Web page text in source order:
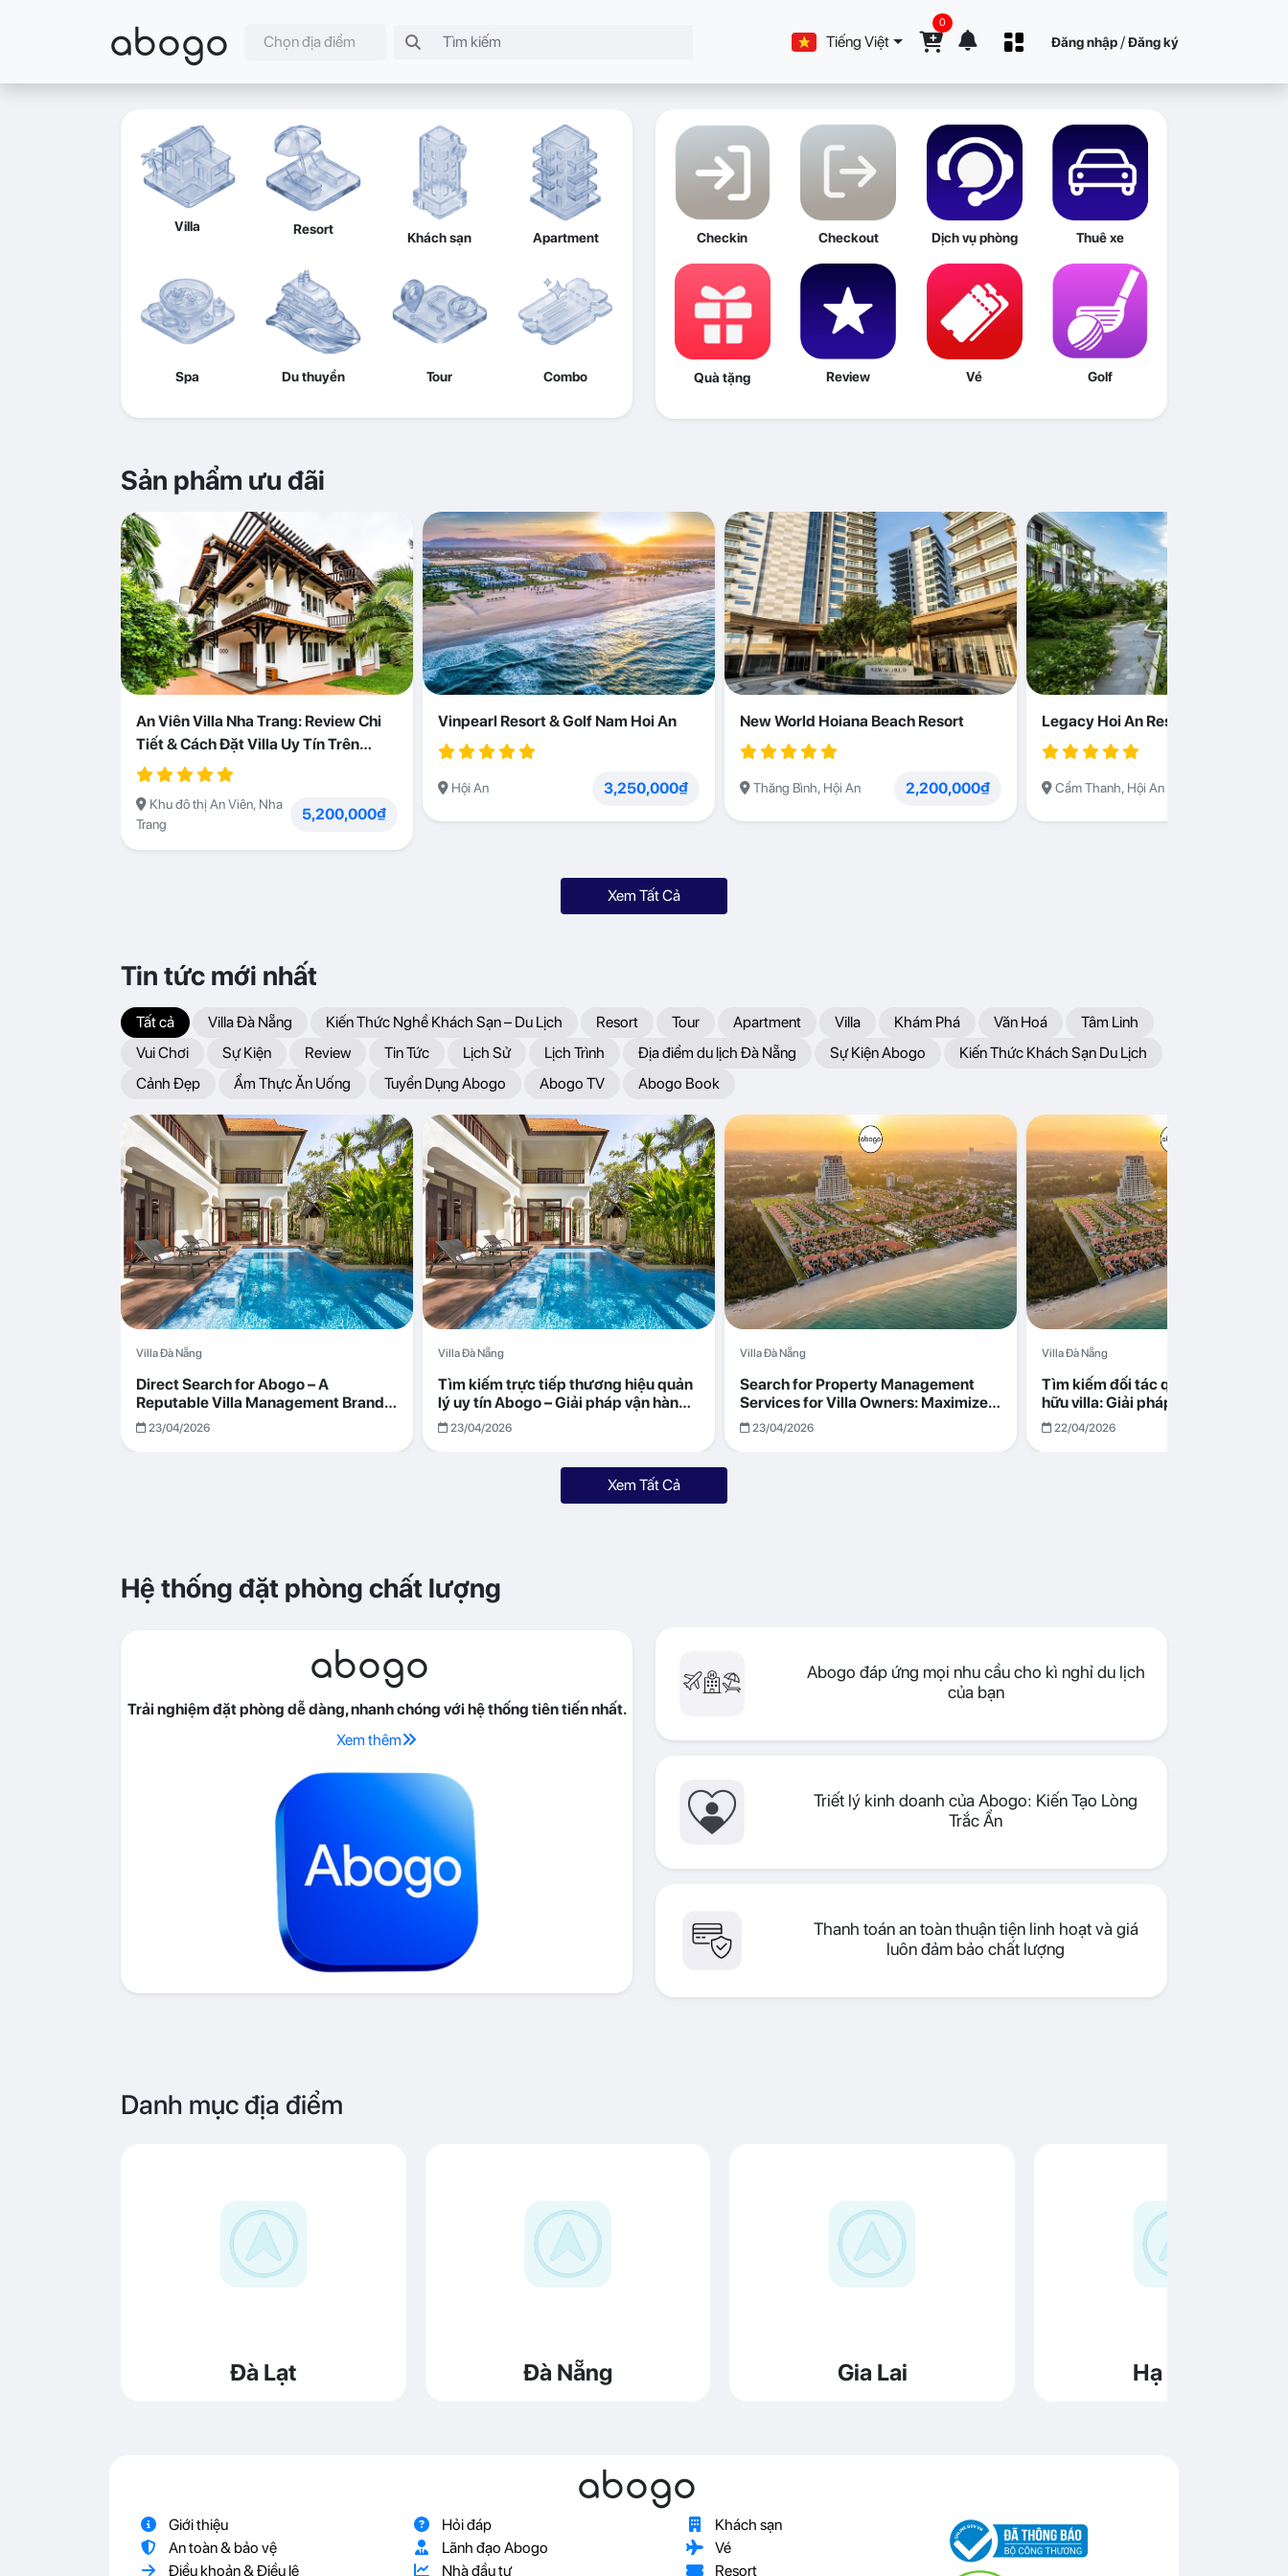
abogo Chọn địa điểm Tiếng Việt
0
Đăng nhập /Đăng ký
Villa Resort
Khách sạn Apartment
Spa Du thuyền Tour Combo
Checkin Checkout Dịch vụ phòng Thuê xe
Quà tặng Review Vé Golf
Sản phẩm ưu đãi
An Viên Villa Nha Trang: Review Chi
Tiết & Cách Đặt Villa Uy Tín Trên
Abogo
Khu đô thị An Viên, Nha
Trang
5,200,000₫
Vinpearl Resort & Golf Nam Hoi An
Hội An 3,250,000₫
New World Hoiana Beach Resort
Thăng Bình, Hội An 2,200,000₫
Legacy Hoi An Resort
Cẩm Thanh, Hội An
Xem Tất Cả
Tin tức mới nhất
Tất cả Villa Đà Nẵng Kiến Thức Nghề Khách Sạn – Du Lịch Resort Tour Apartment Villa Khám Phá Văn Hoá
Tâm Linh
Vui Chơi
Sự Kiện Review Tin Tức Lịch Sử Lịch Trình Địa điểm du lịch Đà Nẵng Sự Kiện Abogo
Kiến Thức Khách Sạn Du Lịch
Cảnh Đẹp
Ẩm Thực Ăn Uống Tuyển Dụng Abogo Abogo TV Abogo Book
Villa Đà Nẵng
Direct Search for Abogo – A
Reputable Villa Management Brand
with Transparent and Effective
Operations
23/04/2026
Villa Đà Nẵng
Tìm kiếm trực tiếp thương hiệu quản
lý uy tín Abogo – Giải pháp vận hành
villa hiệu quả, minh bạch
23/04/2026
Villa Đà Nẵng
Search for Property Management
Services for Villa Owners: Maximize
Returns with Abogo in Da Nang
23/04/2026
Villa Đà Nẵng
Tìm kiếm đối tác quản lý cho chủ sở
hữu villa: Giải pháp tối ưu lợi nhuận
cùng Abogo tại Đà Nẵng
22/04/2026
Xem Tất Cả
Hệ thống đặt phòng chất lượng
abogo
Trải nghiệm đặt phòng dễ dàng, nhanh chóng với hệ thống tiên tiến nhất.
Xem thêm
Abogo đáp ứng mọi nhu cầu cho kì nghỉ du lịch
của bạn
Triết lý kinh doanh của Abogo: Kiến Tạo Lòng
Trắc Ẩn
Thanh toán an toàn thuận tiện linh hoạt và giá
luôn đảm bảo chất lượng
Danh mục địa điểm
Đà Lạt Đà Nẵng Gia Lai Hạ Long
abogo
Giới thiệu
An toàn & bảo vệ
Điều khoản & Điều lệ
Hỏi đáp
Lãnh đạo Abogo
Nhà đầu tư
Khách sạn
Vé
Resort